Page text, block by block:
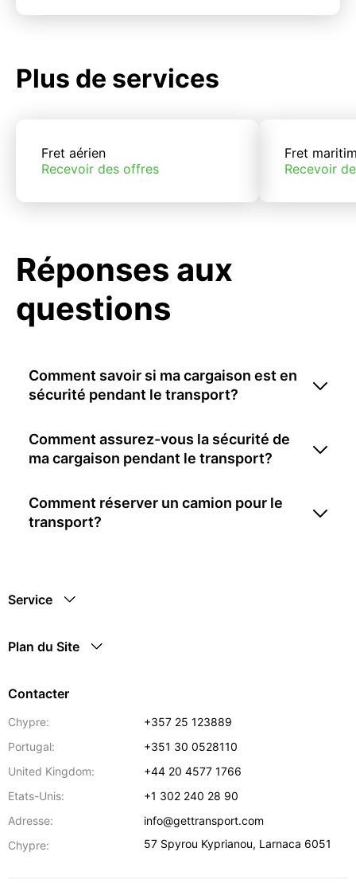
Plus de services
Fret aérien
Recevoir des offres
Fret
Recevoir
Réponses aux
questions
Comment savoir si ma cargaison est en
sécurité pendant le transport?
Comment assurez-vous la sécurité de
ma cargaison pendant le transport?
Comment réserver un camion pour le
transport?
Service
Plan du Site
Contacter
Chypre:
+357 25 123889
Portugal:
+351 30 0528110
United Kingdom:
+44 20 4577 1766
Etats-Unis:
+1 302 240 28 90
Adresse:
info@gettransport.com
Chypre:
57 Spyrou Kyprianou, Larnaca 6051